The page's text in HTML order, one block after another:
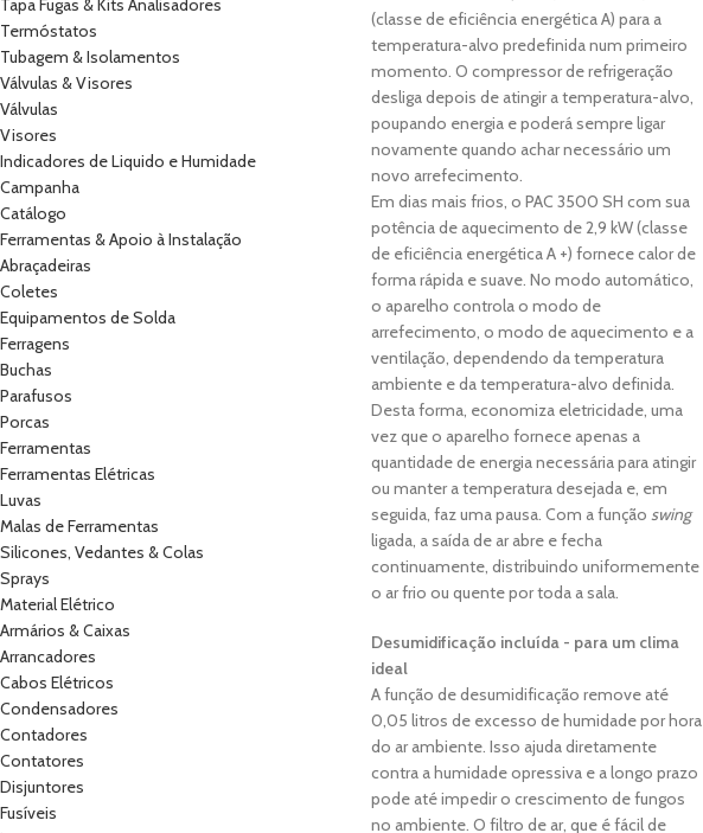
Tapa Fugas & Kits Analisadores
Termóstatos
Tubagem & Isolamentos
Válvulas & Visores
Válvulas
Visores
Indicadores de Liquido e Humidade
Campanha
Catálogo
Ferramentas & Apoio à Instalação
Abraçadeiras
Coletes
Equipamentos de Solda
Ferragens
Buchas
Parafusos
Porcas
Ferramentas
Ferramentas Elétricas
Luvas
Malas de Ferramentas
Silicones, Vedantes & Colas
Sprays
Material Elétrico
Armários & Caixas
Arrancadores
Cabos Elétricos
Condensadores
Contadores
Contatores
Disjuntores
Fusíveis
(classe de eficiência energética A) para a
temperatura-alvo predefinida num primeiro
momento. O compressor de refrigeração
desliga depois de atingir a temperatura-alvo,
poupando energia e poderá sempre ligar
novamente quando achar necessário um
novo arrefecimento.
Em dias mais frios, o PAC 3500 SH com sua
potência de aquecimento de 2,9 kW (classe
de eficiência energética A +) fornece calor de
forma rápida e suave. No modo automático,
o aparelho controla o modo de
arrefecimento, o modo de aquecimento e a
ventilação, dependendo da temperatura
ambiente e da temperatura-alvo definida.
Desta forma, economiza eletricidade, uma
vez que o aparelho fornece apenas a
quantidade de energia necessária para atingir
ou manter a temperatura desejada e, em
seguida, faz uma pausa. Com a função swing
ligada, a saída de ar abre e fecha
continuamente, distribuindo uniformemente
o ar frio ou quente por toda a sala.
Desumidificação incluída - para um clima
ideal
A função de desumidificação remove até
0,05 litros de excesso de humidade por hora
do ar ambiente. Isso ajuda diretamente
contra a humidade opressiva e a longo prazo
pode até impedir o crescimento de fungos
no ambiente. O filtro de ar, que é fácil de